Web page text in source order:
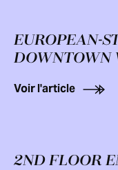
EUROPEAN-
DOWNTOWN
Voir l'article
2ND FLOOR